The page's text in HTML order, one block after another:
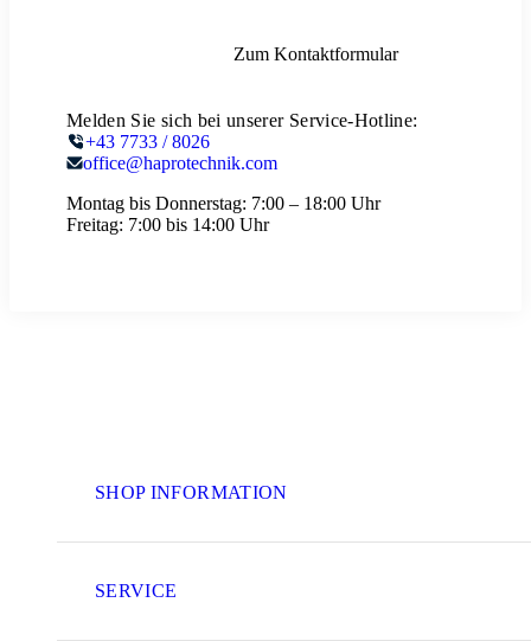
Zum Kontaktformular
Melden Sie sich bei unserer Service-Hotline:
+43 7733 / 8026
office@haprotechnik.com
Montag bis Donnerstag: 7:00 – 18:00 Uhr
Freitag: 7:00 bis 14:00 Uhr
SHOP INFORMATION
SERVICE